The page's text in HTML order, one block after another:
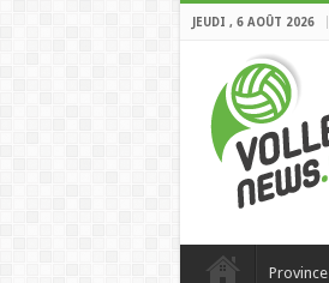
JEUDI , 6 AOÛT 2026
Province